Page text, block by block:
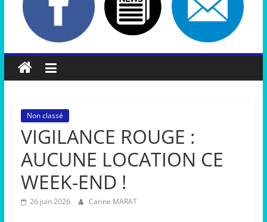
Non classé
VIGILANCE ROUGE :
AUCUNE LOCATION CE
WEEK-END !
26 juin 2026 Carine MARAT